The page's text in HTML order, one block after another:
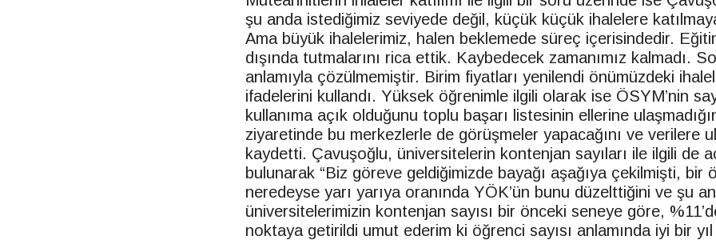
şu anda istediğimiz seviyede değil, küçük küçük ihalelere
Ama büyük ihalelerimiz, halen beklemede süreç içerisindedir.
dışında tutmalarını rica ettik. Kaybedecek zamanımız kalmadı.
anlamıyla çözülmemiştir. Birim fiyatları yenilendi önümüzdeki
ifadelerini kullandı. Yüksek öğrenimle ilgili olarak ise ÖSYM’nin
kullanıma açık olduğunu toplu başarı listesinin ellerine
ziyaretinde bu merkezlerle de görüşmeler yapacağını ve verilere
kaydetti. Çavuşoğlu, üniversitelerin kontenjan sayıları ile ilgili de
bulunarak “Biz göreve geldiğimizde bayağı aşağıya çekilmişti, bir
neredeyse yarı yarıya oranında YÖK’ün bunu düzelttiğini ve şu
üniversitelerimizin kontenjan sayısı bir önceki seneye göre,
noktaya getirildi umut ederim ki öğrenci sayısı anlamında iyi bir